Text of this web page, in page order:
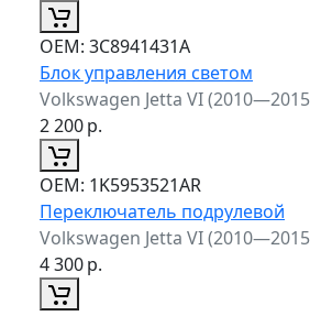
ОЕМ: 3C8941431A
Блок управления светом
Volkswagen Jetta VI
2 200р.
ОЕМ: 1K5953521AR
Переключатель подрулевой
Volkswagen Jetta VI
4 300р.